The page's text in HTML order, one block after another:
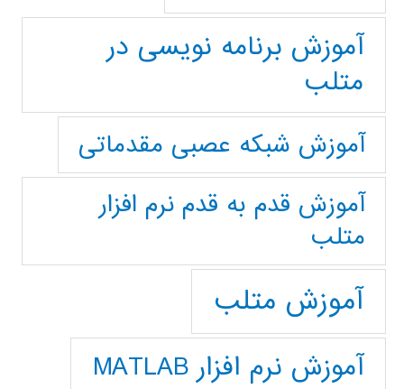
آموزش برنامه نویسی در
متلب
آموزش شبکه عصبی مقدماتی
آموزش قدم به قدم نرم افزار
متلب
آموزش متلب
آموزش نرم افزار MATLAB